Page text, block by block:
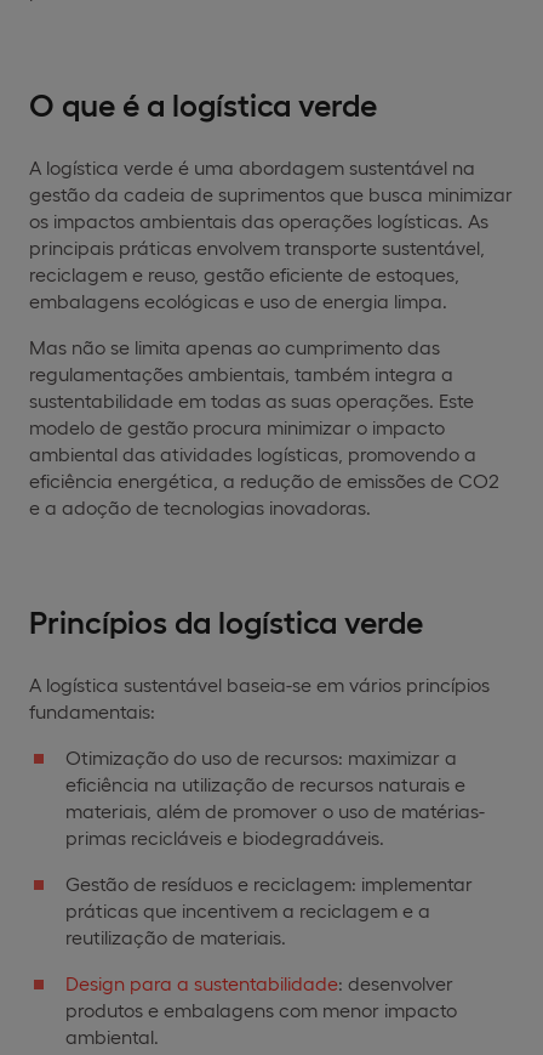
O que é a logística verde
A logística verde é uma abordagem sustentável na
gestão da cadeia de suprimentos que busca minimizar
os impactos ambientais das operações logísticas. As
principais práticas envolvem transporte sustentável,
reciclagem e reuso, gestão eficiente de estoques,
embalagens ecológicas e uso de energia limpa.
Mas não se limita apenas ao cumprimento das
regulamentações ambientais, também integra a
sustentabilidade em todas as suas operações. Este
modelo de gestão procura minimizar o impacto
ambiental das atividades logísticas, promovendo a
eficiência energética, a redução de emissões de CO2
e a adoção de tecnologias inovadoras.
Princípios da logística verde
A logística sustentável baseia-se em vários princípios
fundamentais:
Otimização do uso de recursos: maximizar a
eficiência na utilização de recursos naturais e
materiais, além de promover o uso de matérias-
primas recicláveis e biodegradáveis.
Gestão de resíduos e reciclagem: implementar
práticas que incentivem a reciclagem e a
reutilização de materiais.
Design para a sustentabilidade: desenvolver
produtos e embalagens com menor impacto
ambiental.